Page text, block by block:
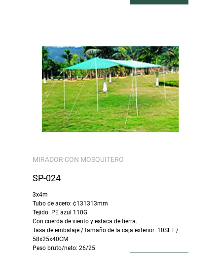
MIRADOR CON MOSQUITERO
SP-024
3x4m
Tubo de acero: ¢131313mm
Tejido: PE azul 110G
Con cuerda de viento y estaca de tierra.
Tasa de embalaje / tamaño de la caja exterior: 10SET /
58x25x40CM
Peso bruto/neto: 26/25